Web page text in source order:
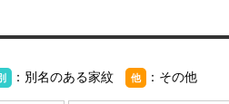
：別名のある家紋 他 ：その他